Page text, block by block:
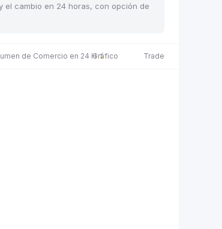
el cambio en 24 horas, con opción de
de Comercio en 24 HGráfico Trade